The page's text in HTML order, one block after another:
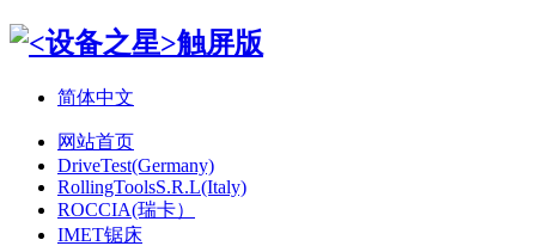
简体中文
网站首页
DriveTest(Germany)
RollingToolsS.R.L(Italy)
ROCCIA(瑞卡）
IMET锯床